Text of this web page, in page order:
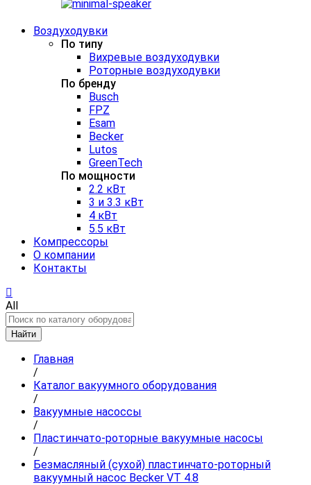
Воздуходувки
По типу
Вихревые воздуходувки
Роторные воздуходувки
По бренду
Busch
FPZ
Esam
Becker
Lutos
GreenTech
По мощности
2.2 кВт
3 и 3.3 кВт
4 кВт
5.5 кВт
Компрессоры
О компании
Контакты
All
Найти
Главная
/
Каталог вакуумного оборудования
/
Вакуумные насоссы
/
Пластинчато-роторные вакуумные насосы
/
Безмасляный (сухой) пластинчато-роторный
вакуумный насос Becker VT 4.8